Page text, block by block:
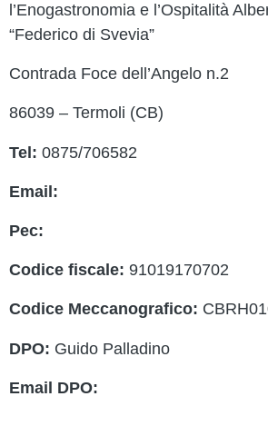
l’Enogastronomia e l’Ospitalità
“Federico di Svevia”
Contrada Foce dell’Angelo n.2
86039 – Termoli (CB)
Tel: 0875/706582
Email:
Pec:
Codice fiscale: 91019170702
Codice Meccanografico:
DPO: Guido Palladino
Email DPO: